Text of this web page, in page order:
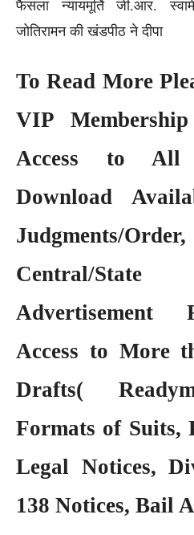
फैसला न्यायमूर्ति जी.आर.
जोतिरामन की खंडपीठ ने दीपा
To Read More
VIP
Access to All
Download
Judgments/
Central/
Advertisement
Access to More
Drafts(
Formats of Suits,
Legal Notices,
138 Notices, Bail